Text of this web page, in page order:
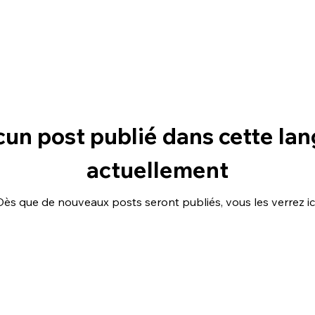
post publié dans cette
actuellement
que de nouveaux posts seront publiés, vous les verrez